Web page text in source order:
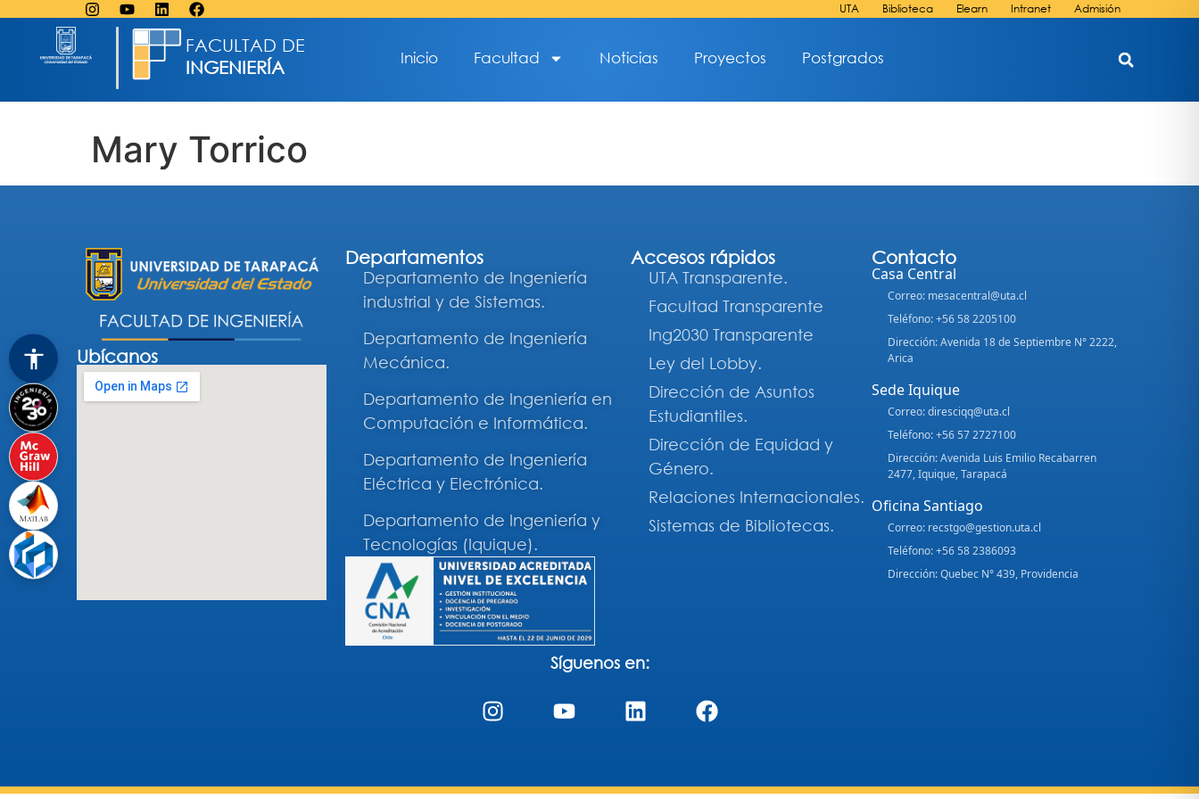
UTA Biblioteca Elearn Intranet Admisión
FACULTAD DE
INGENIERÍA
Inicio Facultad Noticias Proyectos Postgrados
Mary Torrico
Ubícanos
Departamentos
Departamento de Ingeniería
industrial y de Sistemas.
Departamento de Ingeniería
Mecánica.
Departamento de Ingeniería en
Computación e Informática.
Departamento de Ingeniería
Eléctrica y Electrónica.
Departamento de Ingeniería y
Tecnologías (Iquique).
Accesos rápidos
UTA Transparente.
Facultad Transparente
Ing2030 Transparente
Ley del Lobby.
Dirección de Asuntos
Estudiantiles.
Dirección de Equidad y
Género.
Relaciones Internacionales.
Sistemas de Bibliotecas.
Contacto
Casa Central
Correo: mesacentral@uta.cl
Teléfono: +56 58 2205100
Dirección: Avenida 18 de Septiembre N° 2222,
Arica
Sede Iquique
Correo: diresciqq@uta.cl
Teléfono: +56 57 2727100
Dirección: Avenida Luis Emilio Recabarren
2477, Iquique, Tarapacá
Oficina Santiago
Correo: recstgo@gestion.uta.cl
Teléfono: +56 58 2386093
Dirección: Quebec N° 439, Providencia
Síguenos en: